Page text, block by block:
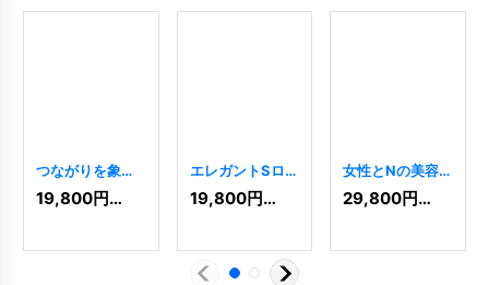
つながりを象徴
するロゴ [6161
19,800円(税込)
エレガントSロゴ
[6162]
19,800円(税込)
女性とNの美容
ロゴ[6069
29,800円(税込)